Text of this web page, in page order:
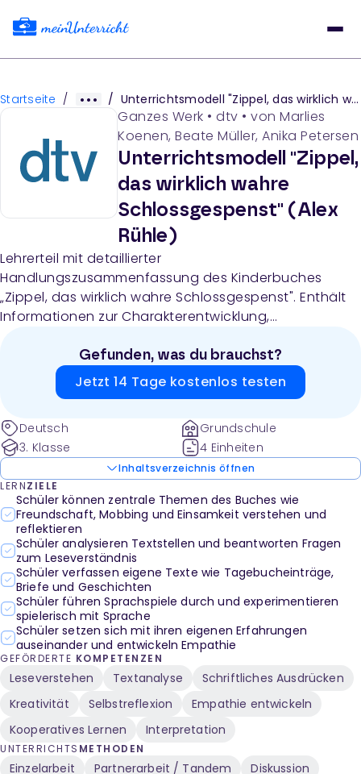
Startseite / / Unterrichtsmodell "Zippel, das wirklich wahre Schlossgespenst" (Alex Rühle)
Ganzes Werk • dtv • von Marlies
Koenen, Beate Müller, Anika Petersen
Unterrichtsmodell "Zippel,
das wirklich wahre
Schlossgespenst" (Alex
Rühle)
Lehrerteil mit detaillierter
Handlungszusammenfassung des Kinderbuches
„Zippel, das wirklich wahre Schlossgespenst". Enthält
Informationen zur Charakterentwicklung,
für Lehrkräfte.Gefunden, was du brauchst?
Jetzt 14 Tage kostenlos testen
Deutsch
3. Klasse
Grundschule
4 Einheiten
Inhaltsverzeichnis öffnen
LERNZIELE
Schüler können zentrale Themen des Buches wie
Freundschaft, Mobbing und Einsamkeit verstehen und
reflektieren
Schüler analysieren Textstellen und beantworten Fragen
zum Leseverständnis
Schüler verfassen eigene Texte wie Tagebucheinträge,
Briefe und Geschichten
Schüler führen Sprachspiele durch und experimentieren
spielerisch mit Sprache
Schüler setzen sich mit ihren eigenen Erfahrungen
auseinander und entwickeln Empathie
GEFÖRDERTE KOMPETENZEN
Leseverstehen Textanalyse
Schriftliches Ausdrücken
Kreativität
Selbstreflexion
Empathie entwickeln
Kooperatives Lernen
Interpretation
UNTERRICHTS METHODEN
Einzelarbeit Partnerarbeit / Tandem
Diskussion